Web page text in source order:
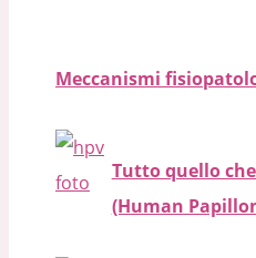
Meccanismi
Tutto quello che
(Human